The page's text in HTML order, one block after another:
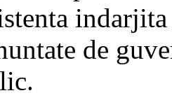
de